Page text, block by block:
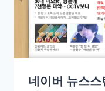
네이버 뉴스